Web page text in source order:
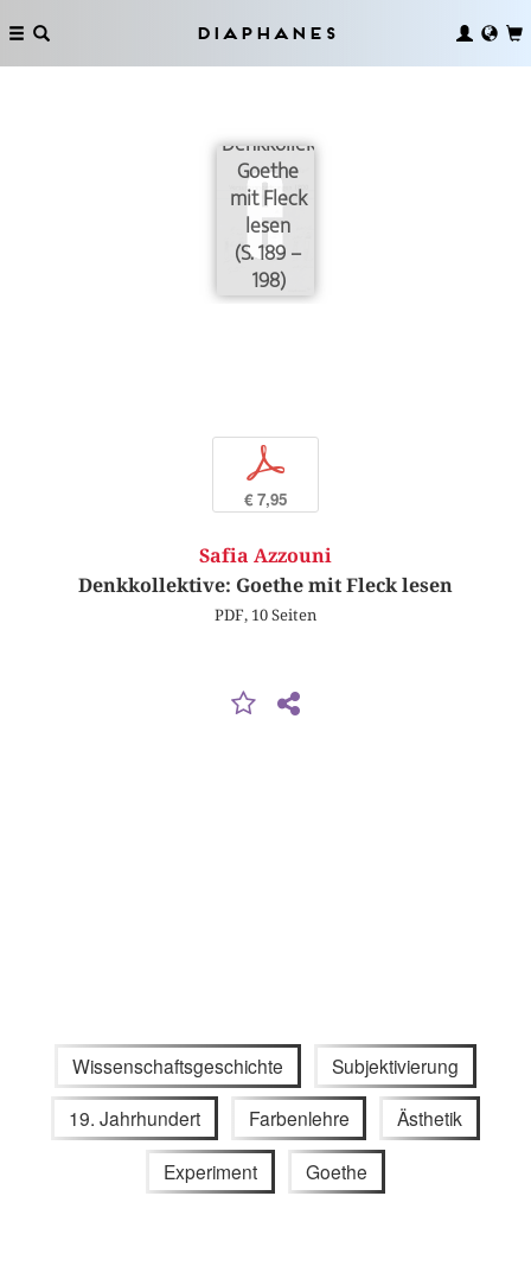
Diaphanes
Denkkollektive:
Goethe
mit Fleck
lesen
(S. 189 –
198)
p
€ 7,95
Safia Azzouni
Denkkollektive: Goethe mit Fleck lesen
PDF, 10 Seiten
Wissenschaftsgeschichte Subjektivierung
19. Jahrhundert Farbenlehre Ästhetik
Experiment Goethe